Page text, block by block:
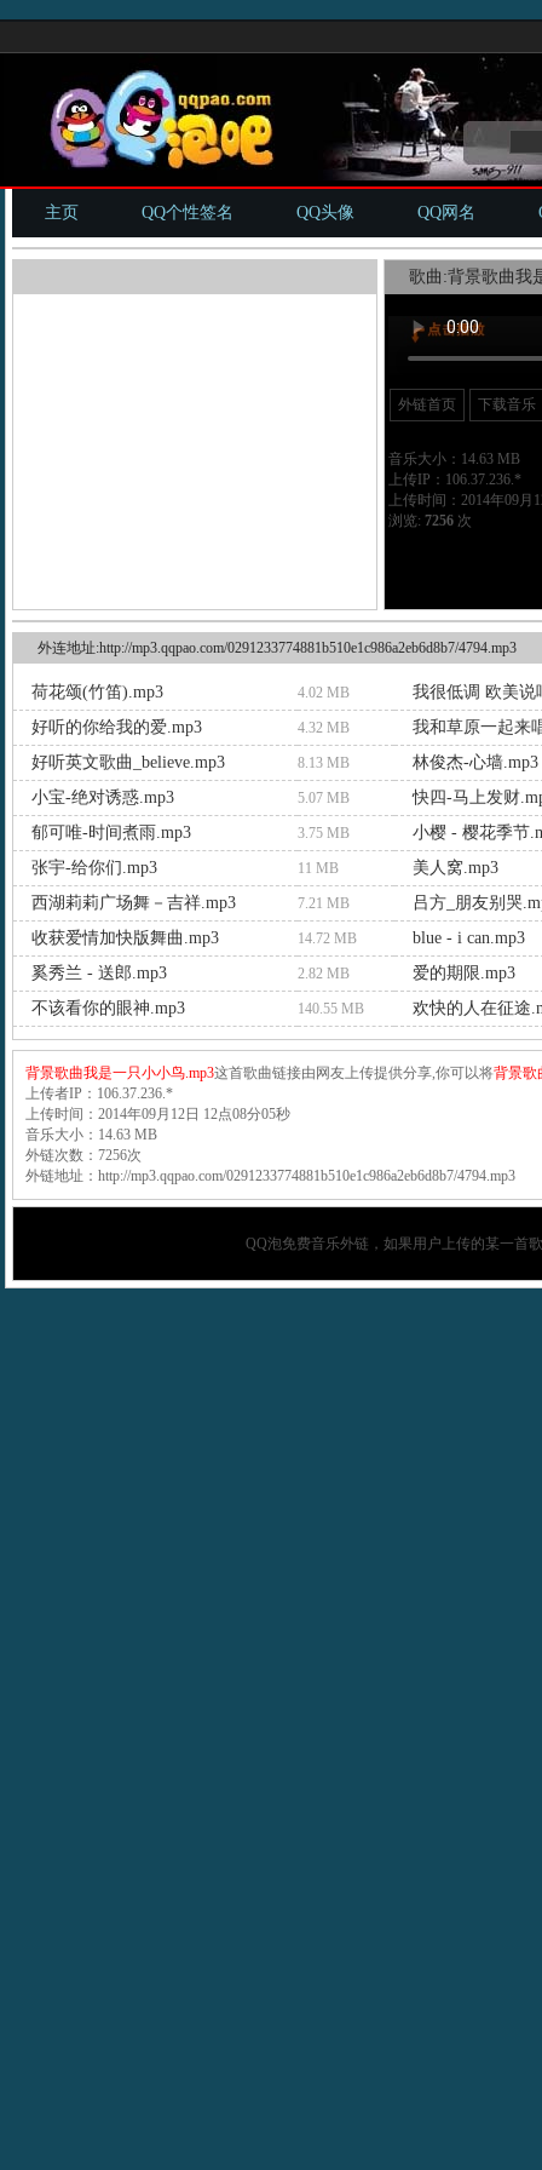
主页 QQ个性签名 QQ头像 QQ网名
歌曲:背景歌曲我
外链首页 下载音乐
音乐大小：14.63 MB
上传IP：106.37.236.*
上传时间：2014年09月
浏览: 7256次
外连地址:http://mp3.qqpao.com/0291233774881b510e1c986a2eb6d8b7/4794.mp3
荷花颂(竹笛).mp3 4.02 MB
我很低调 欧美说
好听的你给我的爱.mp3
4.32 MB
我和草原一起来
好听英文歌曲_believe.mp3
8.13 MB
林俊杰-心墙.mp3
小宝-绝对诱惑.mp3
5.07 MB
快四-马上发财
郁可唯-时间煮雨.mp3
3.75 MB
小樱 - 樱花季节
张宇-给你们.mp3
11 MB
美人窝.mp3
西湖莉莉广场舞－吉祥.mp3
7.21 MB
吕方_朋友别哭
收获爱情加快版舞曲.mp3
14.72 MB
blue - i can.mp3
奚秀兰 - 送郎.mp3
2.82 MB
爱的期限.mp3
不该看你的眼神.mp3
140.55 MB 欢快的人在征途
背景歌曲我是一只小小鸟.mp3这首歌曲链接由网友上传提供分享,你可以将背景歌
上传者IP：106.37.236.*
上传时间：2014年09月12日 12点08分05秒
音乐大小：14.63 MB
外链次数：7256次
外链地址：http://mp3.qqpao.com/0291233774881b510e1c986a2eb6d8b7/4794.mp3
QQ泡免费音乐外链，如果用户上传的某一首